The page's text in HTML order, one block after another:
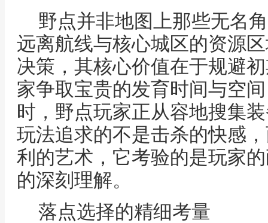
野点并非地图上那些无名
远离航线与核心城区的资源
决策，其核心价值在于规避
家争取宝贵的发育时间与空
时，野点玩家正从容地搜集
玩法追求的不是击杀的快感
利的艺术，它考验的是玩家
的深刻理解。
落点选择的精细考量